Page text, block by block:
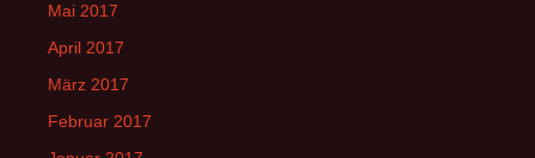
Mai 2017
April 2017
März 2017
Februar 2017